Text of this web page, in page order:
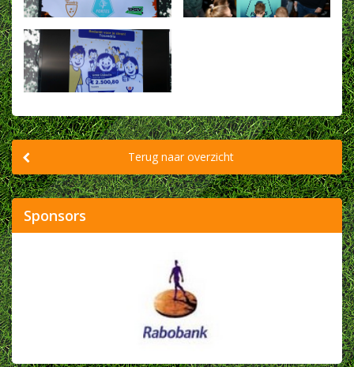
Terug naar overzicht
Sponsors